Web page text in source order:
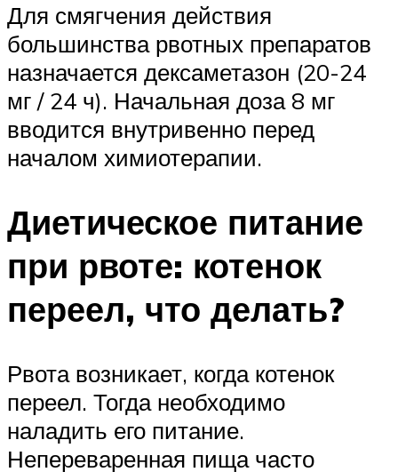
Для смягчения действия
большинства рвотных препаратов
назначается дексаметазон (20-24
мг / 24 ч). Начальная доза 8 мг
вводится внутривенно перед
началом химиотерапии.
Диетическое питание
при рвоте: котенок
переел, что делать?
Рвота возникает, когда котенок
переел. Тогда необходимо
наладить его питание.
Непереваренная пища часто